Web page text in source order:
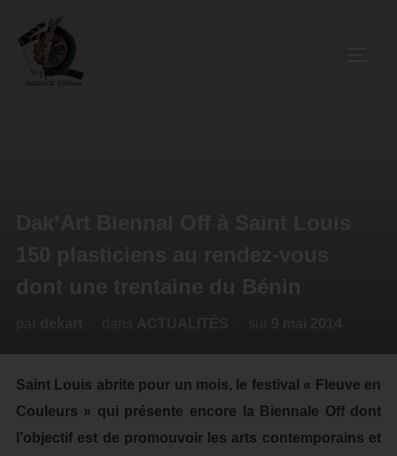
Saint Louis abrite pour un mois, le festival « Fleuve en
Couleurs » qui présente encore la Biennale Off dont
l’objectif est de promouvoir les arts contemporains et